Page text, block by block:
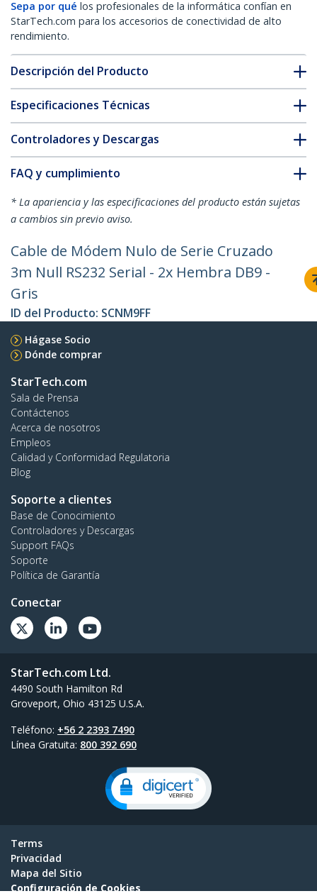
Sepa por qué los profesionales de la informática confían en
StarTech.com para los accesorios de conectividad de alto
rendimiento.
Descripción del Producto
Especificaciones Técnicas
Controladores y Descargas
FAQ y cumplimiento
* La apariencia y las especificaciones del producto están sujetas
a cambios sin previo aviso.
Cable de Módem Nulo de Serie Cruzado
3m Null RS232 Serial - 2x Hembra DB9 -
Gris
ID del Producto: SCNM9FF
Hágase Socio
Dónde comprar
StarTech.com
Sala de Prensa
Contáctenos
Acerca de nosotros
Empleos
Calidad y Conformidad Regulatoria
Blog
Soporte a clientes
Base de Conocimiento
Controladores y Descargas
Support FAQs
Soporte
Política de Garantía
Conectar
StarTech.com Ltd.
4490 South Hamilton Rd
Groveport, Ohio 43125 U.S.A.
Teléfono: +56 2 2393 7490
Línea Gratuita: 800 392 690
Terms
Privacidad
Mapa del Sitio
Configuración de Cookies